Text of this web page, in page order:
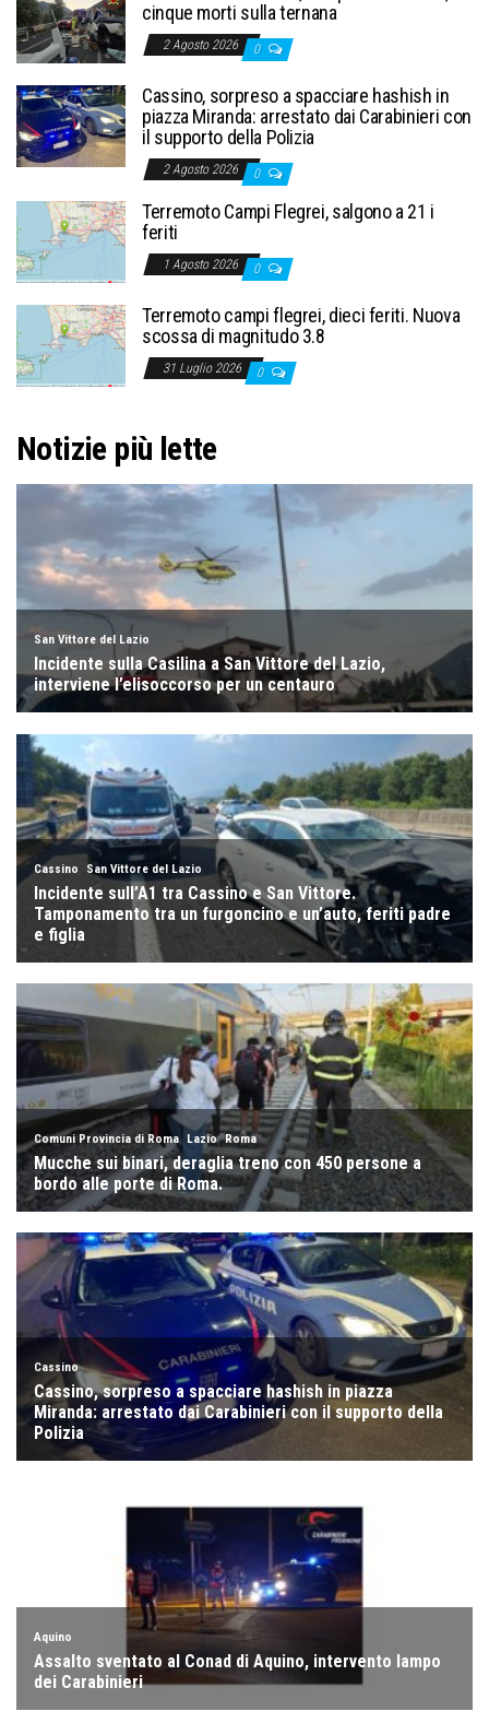
cinque morti sulla ternana
2 Agosto 2026 0
Cassino, sorpreso a spacciare hashish in
piazza Miranda: arrestato dai Carabinieri con
il supporto della Polizia
2 Agosto 2026 0
Terremoto Campi Flegrei, salgono a 21 i
feriti
1 Agosto 2026 0
Terremoto campi flegrei, dieci feriti. Nuova
scossa di magnitudo 3.8
31 Luglio 2026 0
Notizie più lette